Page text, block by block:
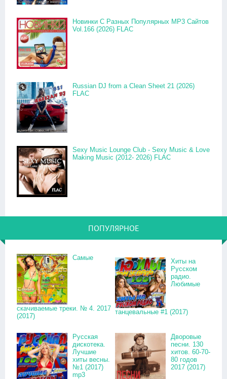
Новинки С Разных Популярных MP3 Сайтов
Vol.166 (2026) FLAC
Russian DJ from a Clean Sheet 21 (2026)
FLAC
Sexy Music Lounge Club - Sexy Music & Love
Making Music (2012- 2026) FLAC
ПОПУЛЯРНОЕ
Самые
скачиваемые треки. № 4. 2017
(2017)
Хиты на
Русском
радио.
Любимые
танцевальные #1 (2017)
Русская
дискотека.
Лучшие
хиты весны.
№1 (2017)
mp3
Дворовые
песни. 130
хитов. 60-70-
80 годов
2017 (2017)